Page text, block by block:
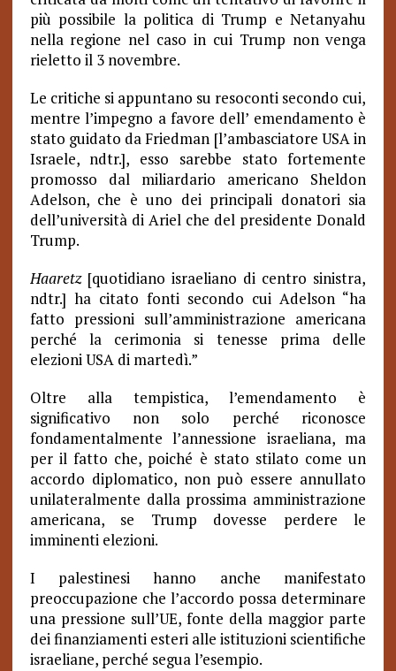
più possibile la politica di Trump e Netanyahu
nella regione nel caso in cui Trump non venga
rieletto il 3 novembre.
Le critiche si appuntano su resoconti secondo cui,
mentre l’impegno a favore dell’ emendamento è
stato guidato da Friedman [l’ambasciatore USA in
Israele, ndtr.], esso sarebbe stato fortemente
promosso dal miliardario americano Sheldon
Adelson, che è uno dei principali donatori sia
dell’università di Ariel che del presidente Donald
Trump.
Haaretz [quotidiano israeliano di centro sinistra,
ndtr.] ha citato fonti secondo cui Adelson “ha
fatto pressioni sull’amministrazione americana
perché la cerimonia si tenesse prima delle
elezioni USA di martedì.”
Oltre alla tempistica, l’emendamento è
significativo non solo perché riconosce
fondamentalmente l’annessione israeliana, ma
per il fatto che, poiché è stato stilato come un
accordo diplomatico, non può essere annullato
unilateralmente dalla prossima amministrazione
americana, se Trump dovesse perdere le
imminenti elezioni.
I palestinesi hanno anche manifestato
preoccupazione che l’accordo possa determinare
una pressione sull’UE, fonte della maggior parte
dei finanziamenti esteri alle istituzioni scientifiche
israeliane, perché segua l’esempio.